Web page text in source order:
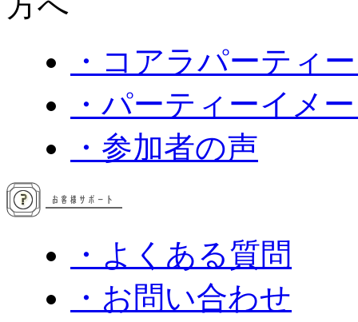
・コアラパーティ
・パーティーイメ
・参加者の声
・よくある質問
・お問い合わせ